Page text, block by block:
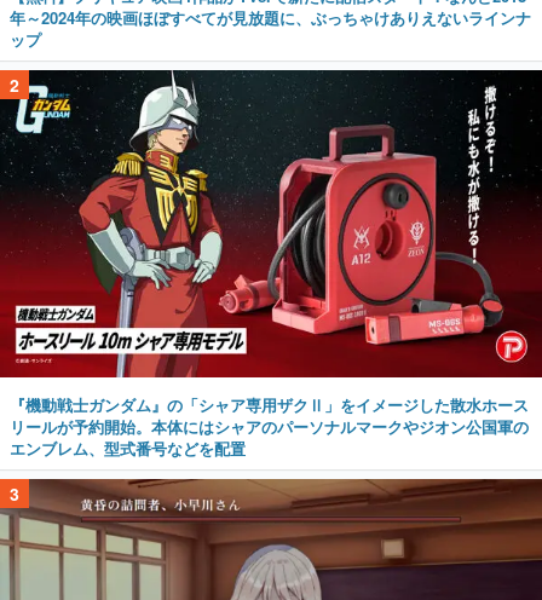
年～2024年の映画ほぼすべてが見放題に、ぶっちゃけありえないラインナ
ップ
2
『機動戦士ガンダム』の「シャア専用ザクⅡ」をイメージした散水ホース
リールが予約開始。本体にはシャアのパーソナルマークやジオン公国軍の
エンブレム、型式番号などを配置
3